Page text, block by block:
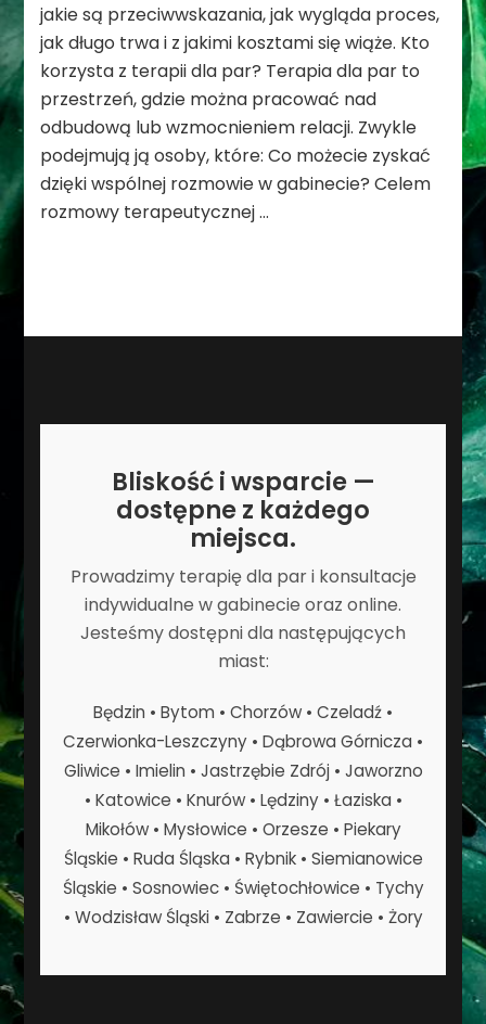
małżeństw:
co
powinniście
wiedzieć
–
FAQ
jakie są przeciwwskazania, jak wygląda proces,
jak długo trwa i z jakimi kosztami się wiąże. Kto
korzysta z terapii dla par? Terapia dla par to
przestrzeń, gdzie można pracować nad
odbudową lub wzmocnieniem relacji. Zwykle
podejmują ją osoby, które: Co możecie zyskać
dzięki wspólnej rozmowie w gabinecie? Celem
rozmowy terapeutycznej …
Bliskość i wsparcie —
dostępne z każdego
miejsca.
Prowadzimy terapię dla par i konsultacje
indywidualne w gabinecie oraz online.
Jesteśmy dostępni dla następujących
miast:
Będzin • Bytom • Chorzów • Czeladź •
Czerwionka-Leszczyny • Dąbrowa Górnicza •
Gliwice • Imielin • Jastrzębie Zdrój • Jaworzno
• Katowice • Knurów • Lędziny • Łaziska •
Mikołów • Mysłowice • Orzesze • Piekary
Śląskie • Ruda Śląska • Rybnik • Siemianowice
Śląskie • Sosnowiec • Świętochłowice • Tychy
• Wodzisław Śląski • Zabrze • Zawiercie • Żory